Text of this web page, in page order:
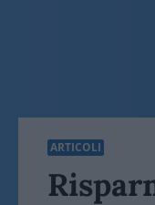
ARTICOLI